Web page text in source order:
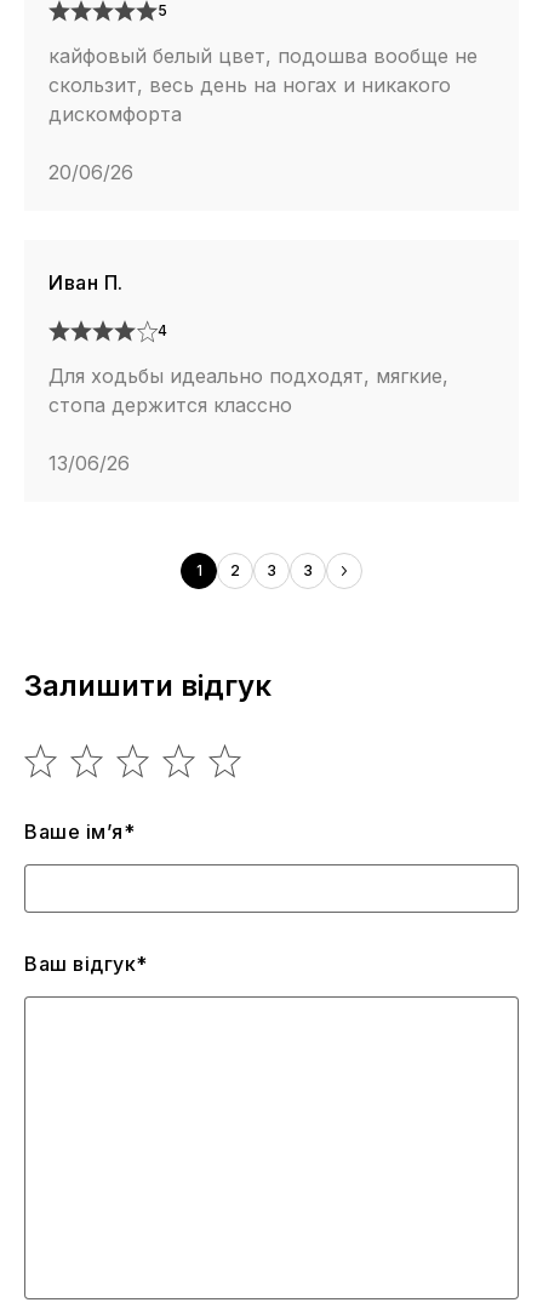
5
кайфовый белый цвет, подошва вообще не
скользит, весь день на ногах и никакого
дискомфорта
20/06/26
Иван П.
4
Для ходьбы идеально подходят, мягкие,
стопа держится классно
13/06/26
1 2 3 3
Залишити відгук
Ваше ім’я*
Ваш відгук*